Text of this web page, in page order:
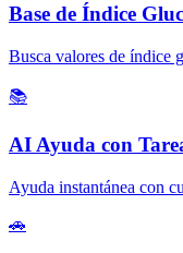
Base de Índice
Busca valores de índice
📚
AI Ayuda con
Ayuda instantánea con
🚗